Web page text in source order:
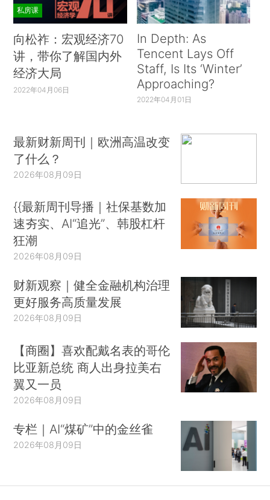
私房课
向松祚：宏观经济70
讲，带你了解国内外
经济大局
2022年04月06日
In Depth: As
Tencent Lays Off
Staff, Is Its ‘Winter’
Approaching?
2022年04月01日
最新财新周刊｜欧洲高温改变
了什么？
2026年08月09日
{{最新周刊导播｜社保基数加
速夯实、AI“追光”、韩股杠杆
狂潮
2026年08月09日
财新观察｜健全金融机构治理
更好服务高质量发展
2026年08月09日
【商圈】喜欢配戴名表的哥伦
比亚新总统 商人出身拉美右
翼又一员
2026年08月09日
专栏｜AI“煤矿”中的金丝雀
2026年08月09日